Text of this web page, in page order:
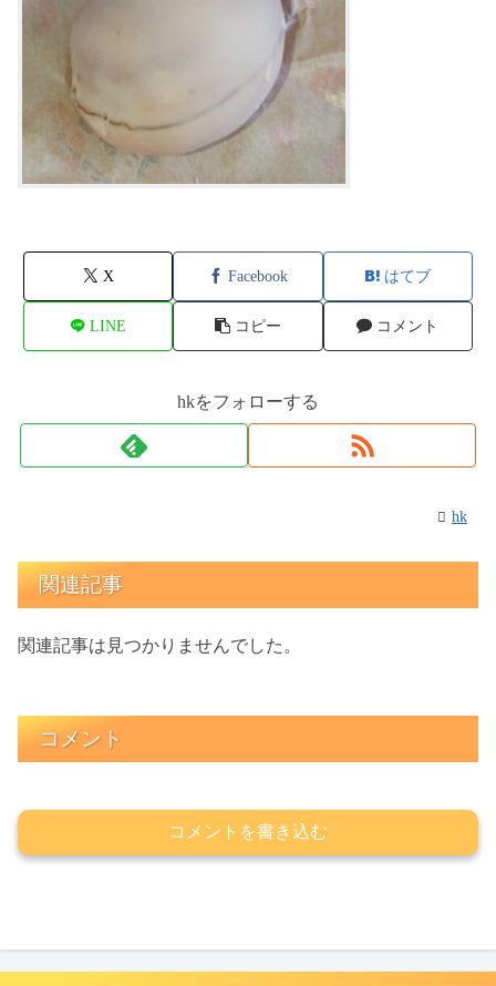
X Facebook はてブ
LINE コピー コメント
hkをフォローする
hk
関連記事
関連記事は見つかりませんでした。
コメント
コメントを書き込む